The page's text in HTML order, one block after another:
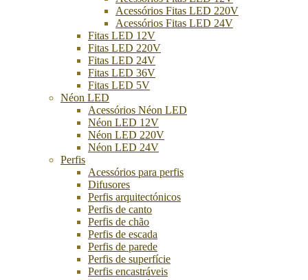
Acessórios Fitas LED 220V
Acessórios Fitas LED 24V
Fitas LED 12V
Fitas LED 220V
Fitas LED 24V
Fitas LED 36V
Fitas LED 5V
Néon LED
Acessórios Néon LED
Néon LED 12V
Néon LED 220V
Néon LED 24V
Perfis
Acessórios para perfis
Difusores
Perfis arquitectónicos
Perfis de canto
Perfis de chão
Perfis de escada
Perfis de parede
Perfis de superfície
Perfis encastráveis